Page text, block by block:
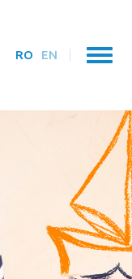
RO EN